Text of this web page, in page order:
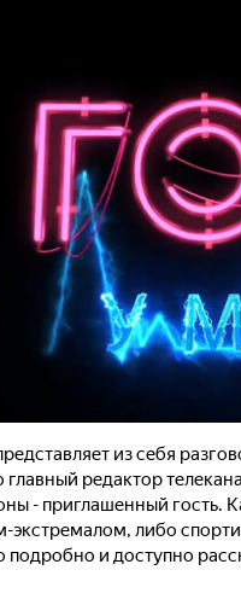
из себя
главный редактор
- приглашенный гость.
экстремалом, либо
подробно и доступно